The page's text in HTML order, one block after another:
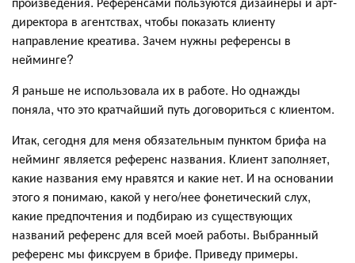
директора в агентствах, чтобы показать клиенту
направление креатива. Зачем нужны референсы в
нейминге?
Я раньше не использовала их в работе. Но однажды
поняла, что это кратчайший путь договориться с клиентом.
Итак, сегодня для меня обязательным пунктом брифа на
нейминг является референс названия. Клиент заполняет,
какие названия ему нравятся и какие нет. И на основании
этого я понимаю, какой у него/нее фонетический слух,
какие предпочтения и подбираю из существующих
названий референс для всей моей работы. Выбранный
референс мы фиксруем в брифе. Приведу примеры.